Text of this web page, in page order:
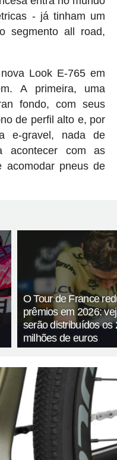
- já tinham um
segmento all road,
Look E-765 em
A primeira, uma
fondo, com seus
de perfil alto e, por
e-gravel, nada de
acontecer com as
acomodar pneus de
O Tour de France
prêmios em 2026:
serão distribuídos os
milhões de euros